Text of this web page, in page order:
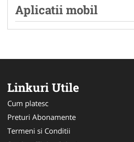
Aplicatii mobil
Linkuri Utile
Cum platesc
Preturi Abonamente
Termeni si Conditii